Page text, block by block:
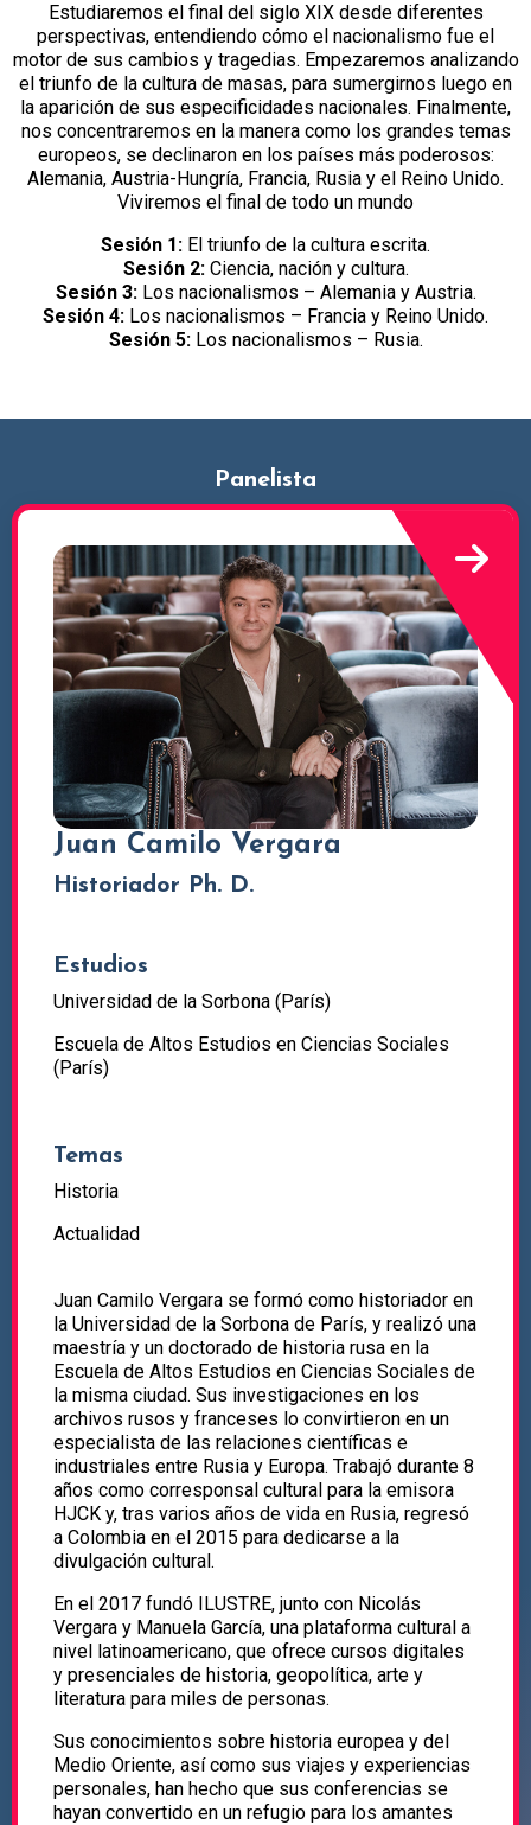
Estudiaremos el final del siglo XIX desde diferentes
perspectivas, entendiendo cómo el nacionalismo fue el
motor de sus cambios y tragedias. Empezaremos analizando
el triunfo de la cultura de masas, para sumergirnos luego en
la aparición de sus especificidades nacionales. Finalmente,
nos concentraremos en la manera como los grandes temas
europeos, se declinaron en los países más poderosos:
Alemania, Austria-Hungría, Francia, Rusia y el Reino Unido.
Viviremos el final de todo un mundo
Sesión 1: El triunfo de la cultura escrita.
Sesión 2: Ciencia, nación y cultura.
Sesión 3: Los nacionalismos – Alemania y Austria.
Sesión 4: Los nacionalismos – Francia y Reino Unido.
Sesión 5: Los nacionalismos – Rusia.
Panelista
Juan Camilo Vergara
Historiador Ph. D.
Estudios
Universidad de la Sorbona (París)
Escuela de Altos Estudios en Ciencias Sociales
(París)
Temas
Historia
Actualidad
Juan Camilo Vergara se formó como historiador en
la Universidad de la Sorbona de París, y realizó una
maestría y un doctorado de historia rusa en la
Escuela de Altos Estudios en Ciencias Sociales de
la misma ciudad. Sus investigaciones en los
archivos rusos y franceses lo convirtieron en un
especialista de las relaciones científicas e
industriales entre Rusia y Europa. Trabajó durante 8
años como corresponsal cultural para la emisora
HJCK y, tras varios años de vida en Rusia, regresó
a Colombia en el 2015 para dedicarse a la
divulgación cultural.
En el 2017 fundó ILUSTRE, junto con Nicolás
Vergara y Manuela García, una plataforma cultural a
nivel latinoamericano, que ofrece cursos digitales
y presenciales de historia, geopolítica, arte y
literatura para miles de personas.
Sus conocimientos sobre historia europea y del
Medio Oriente, así como sus viajes y experiencias
personales, han hecho que sus conferencias se
hayan convertido en un refugio para los amantes